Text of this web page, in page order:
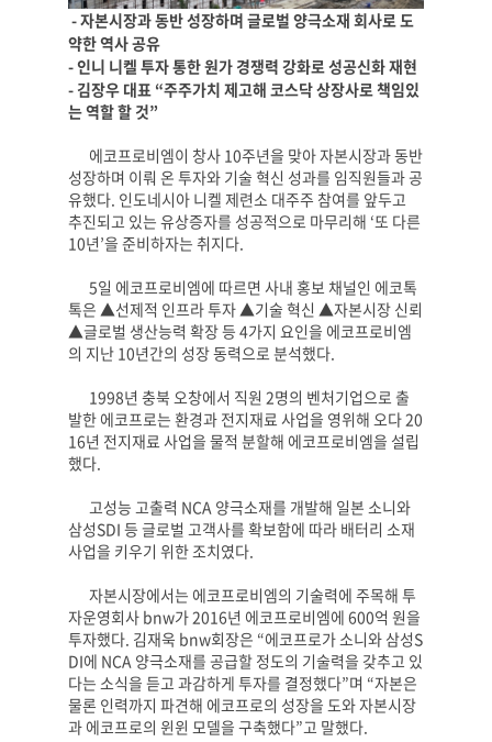
-자본시장과 동반 성장하며 글로벌 양극소재 회사로 도
약한 역사 공유
-인니 니켈 투자 통한 원가 경쟁력 강화로 성공신화 재현
- 김장우 대표 “주주가치 제고해 코스닥 상장사로 책임있
는 역할 할 것”
에코프로비엠이 창사 10주년을 맞아 자본시장과 동반
성장하며 이뤄 온 투자와 기술 혁신 성과를 임직원들과 공
유했다 인도네시아 니켈 제련소 대주주 참여를 앞두고
추진되고 있는 유상증자를 성공적으로 마무리해 ‘또 다른
10년’을 준비하자는 취지다
5일 에코프로비엠에 따르면 사내 홍보 채널인 에코톡
톡은 ▲선제적 인프라 투자 ▲기술 혁신 ▲자본시장 신뢰
▲글로벌 생산능력 확장 등4가지 요인을 에코프로비엠
의 지난 10년간의 성장 동력으로 분석했다
1998년 충북 오창에서 직원2명의 벤처기업으로 출
발한 에코프로는 환경과 전지재료 사업을 영위해 오다20
16년 전지재료 사업을 물적 분할해 에코프로비엠을 설립
했다
고성능 고출력 NCA 양극소재를 개발해 일본 소니와
삼성SDI등 글로벌 고객사를 확보함에 따라 배터리 소재
사업을 키우기 위한 조치였다
자본시장에서는 에코프로비엠의 기술력에 주목해 투
자운영회사 bnw가2016년 에코프로비엠에600억 원을
투자했다 김재욱 bnw회장은 “에코프로가 소니와 삼성S
DI에 NCA 양극소재를 공급할 정도의 기술력을 갖추고 있
다는 소식을 듣고 과감하게 투자를 결정했다”며 “자본은
물론 인력까지 파견해 에코프로의 성장을 도와 자본시장
과 에코프로의 윈윈 모델을 구축했다”고 말했다